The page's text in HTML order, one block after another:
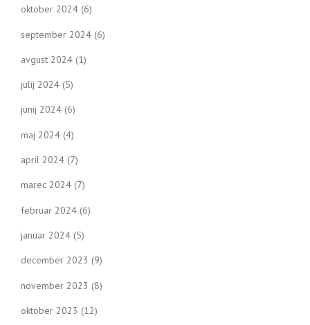
oktober 2024 (6)
september 2024 (6)
avgust 2024 (1)
julij 2024 (5)
junij 2024 (6)
maj 2024 (4)
april 2024 (7)
marec 2024 (7)
februar 2024 (6)
januar 2024 (5)
december 2023 (9)
november 2023 (8)
oktober 2023 (12)